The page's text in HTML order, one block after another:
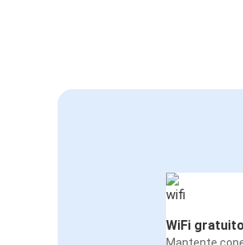
WiFi gratuito